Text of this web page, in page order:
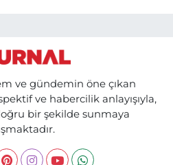
ve gündemin öne çıkan
ve habercilik anlayışıyla,
bir şekilde sunmaya